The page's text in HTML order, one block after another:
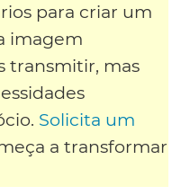
para criar um
imagem
transmitir, mas
Solicita um
a transformar